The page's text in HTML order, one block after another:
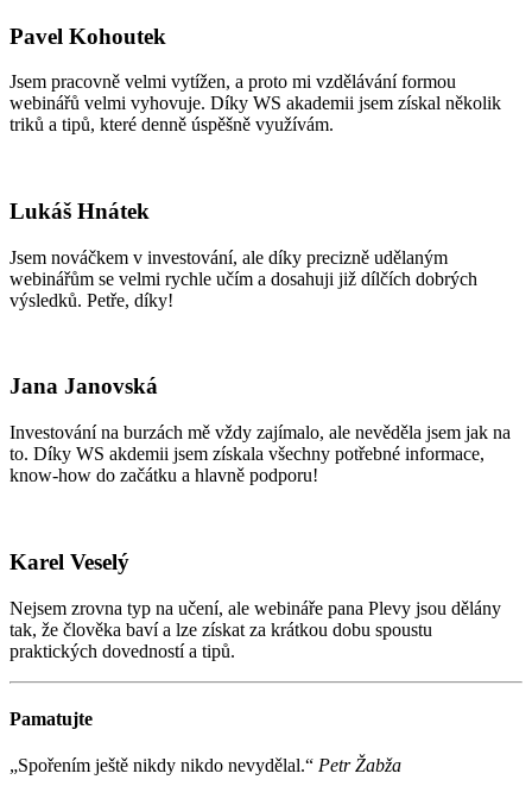
Pavel Kohoutek
Jsem pracovně velmi vytížen, a proto mi vzdělávání formou
webinářů velmi vyhovuje. Díky WS akademii jsem získal několik
triků a tipů, které denně úspěšně využívám.
Lukáš Hnátek
Jsem nováčkem v investování, ale díky precizně udělaným
webinářům se velmi rychle učím a dosahuji již dílčích dobrých
výsledků. Petře, díky!
Jana Janovská
Investování na burzách mě vždy zajímalo, ale nevěděla jsem jak na
to. Díky WS akdemii jsem získala všechny potřebné informace,
know-how do začátku a hlavně podporu!
Karel Veselý
Nejsem zrovna typ na učení, ale webináře pana Plevy jsou dělány
tak, že člověka baví a lze získat za krátkou dobu spoustu
praktických dovedností a tipů.
Pamatujte
„Spořením ještě nikdy nikdo nevydělal.“ Petr Žabža